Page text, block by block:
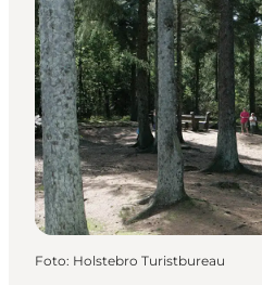
Foto: Holstebro Turistbureau